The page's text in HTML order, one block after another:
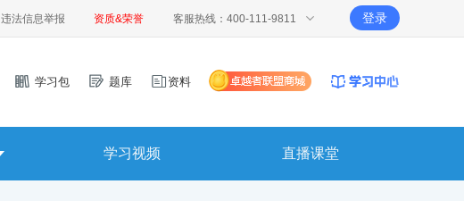
违法信息举报 资质&荣誉 客服热线：400-111-9811 登录
学习包 题库 资料
学习视频 直播课堂